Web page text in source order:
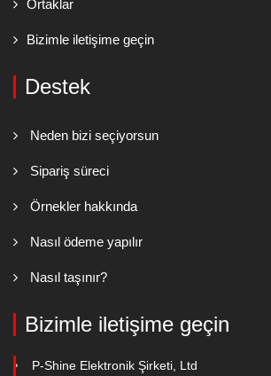
Ortaklar
Bizimle iletişime geçin
Destek
Neden bizi seçiyorsun
Sipariş süreci
Örnekler hakkında
Nasıl ödeme yapılır
Nasıl taşınır?
Bizimle iletişime geçin
P-Shine Elektronik Şirketi, Ltd